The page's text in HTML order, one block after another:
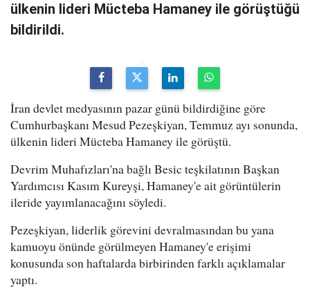
ülkenin lideri Mücteba Hamaney ile görüştüğü
bildirildi.
İran devlet medyasının pazar günü bildirdiğine göre
Cumhurbaşkanı Mesud Pezeşkiyan, Temmuz ayı sonunda,
ülkenin lideri Mücteba Hamaney ile görüştü.
Devrim Muhafızları'na bağlı Besic teşkilatının Başkan
Yardımcısı Kasım Kureyşi, Hamaney'e ait görüntülerin
ileride yayımlanacağını söyledi.
Pezeşkiyan, liderlik görevini devralmasından bu yana
kamuoyu önünde görülmeyen Hamaney'e erişimi
konusunda son haftalarda birbirinden farklı açıklamalar
yaptı.